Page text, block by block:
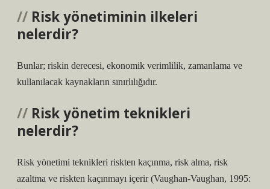
Risk yönetiminin ilkeleri
nelerdir?
Bunlar; riskin derecesi, ekonomik verimlilik, zamanlama ve
kullanılacak kaynakların sınırlılığıdır.
Risk yönetim teknikleri
nelerdir?
Risk yönetimi teknikleri riskten kaçınma, risk alma, risk
azaltma ve riskten kaçınmayı içerir (Vaughan-Vaughan, 1995: